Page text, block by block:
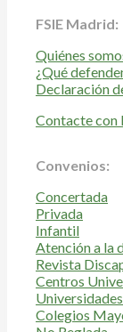
FSIE Madrid:
Quiénes
¿Qué
Declaración
Contacte con
Convenios:
Concertada
Privada
Infantil
Atención a la
Revista
Centros
Colegios